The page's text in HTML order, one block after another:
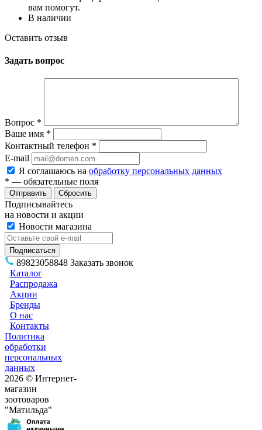
вам помогут.
В наличии
Оставить отзыв
Задать вопрос
Вопрос *
Ваше имя *
Контактный телефон *
E-mail
Я соглашаюсь на обработку персональных данных
* — обязательные поля
Сбросить
Подписывайтесь
на новости и акции
Новости магазина
89823058848 Заказать звонок
Каталог
Распродажа
Акции
Бренды
О нас
Контакты
Политика
обработки
персональных
данных
2026 © Интернет-
магазин
зоотоваров
"Матильда"